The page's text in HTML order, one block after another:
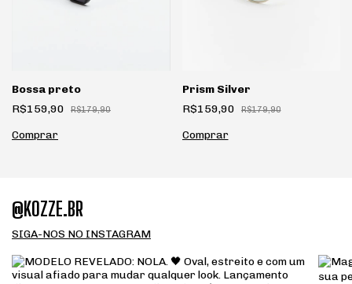
Bossa preto
R$159,90
R$179,90
Prism Silver
R$159,90
R$179,90
@KOZZE.BR
SIGA-NOS NO INSTAGRAM